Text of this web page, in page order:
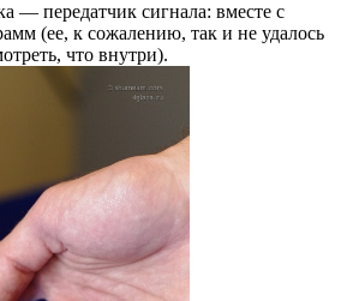
— передатчик сигнала: вместе с
(ее, к сожалению, так и не удалось
что внутри).